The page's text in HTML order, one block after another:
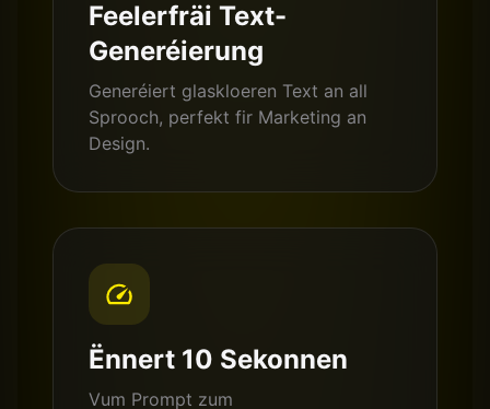
Feelerfräi Text-
Generéierung
Generéiert glaskloeren Text an all
Sprooch, perfekt fir Marketing an
Design.
Ënnert 10 Sekonnen
Vum Prompt zum